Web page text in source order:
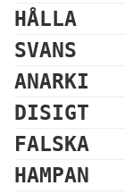
HÅLLA
SVANS
ANARKI
DISIGT
FALSKA
HAMPAN